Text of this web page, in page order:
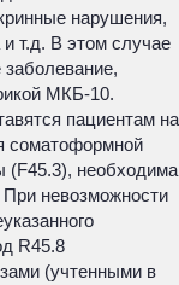
нарушения,
т.д. В этом случае
заболевание,
МКБ-10.
пациентам на
соматоформной
(F45.3), необходима
При невозможности
R45.8
(учтенными в